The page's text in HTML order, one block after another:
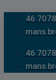
Skip
content
46
46